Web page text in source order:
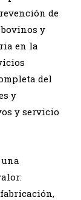
de
y
en la
del
y
y servicio